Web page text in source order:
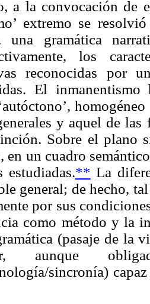
a la convocación de
extremo se
una gramática
los
reconocidas por
El
y aquel de
Sobre el plano
en un cuadro
estudiadas.** La
general; de hecho,
por sus
como método y la
(pasaje de la
aunque
sincronía)